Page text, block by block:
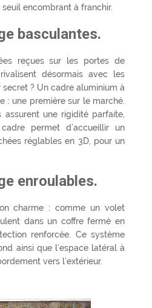
encombrant à franchir.
basculantes.
reçues sur les portes de
désormais avec les
? Un cadre aluminium à
: une première sur le marché.
assurent une rigidité parfaite,
permet d’accueillir un
réglables en 3D, pour un
enroulables.
charme : comme un volet
dans un coffre fermé en
renforcée. Ce système
ainsi que l’espace latéral à
vers l’extérieur.